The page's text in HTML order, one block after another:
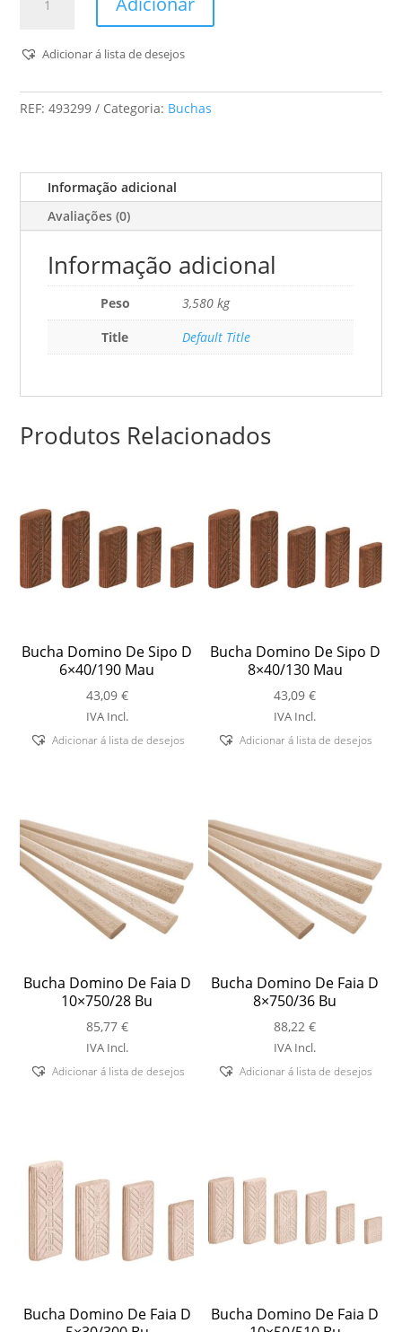
Domino
Faia
D
Adicionar á lista de desejos
REF:493299 Categoria: Buchas
Informação adicional
Avaliações (0)
Informação adicional
Peso
3,580 kg
Title
Default Title
Produtos Relacionados
Bucha Domino De Sipo D
6×40/190 Mau
43,09 €
IVA Incl.
Adicionar á lista de desejos
Bucha Domino De Sipo D
8×40/130 Mau
43,09€
IVA Incl.
Adicionar á lista de desejos
Bucha Domino De Faia D
10×750/28 Bu
85,77 €
IVA Incl.
Adicionar á lista de desejos
Bucha Domino De Faia D
8×750/36 Bu
88,22€
IVA Incl.
Adicionar á lista de desejos
Bucha Domino De Faia D
Bucha Domino De Faia D